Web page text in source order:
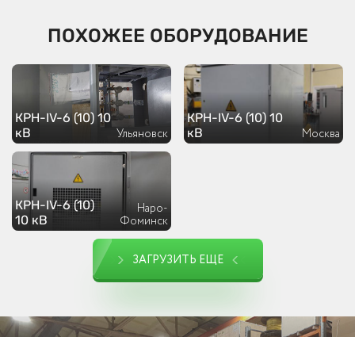
ПОХОЖЕЕ ОБОРУДОВАНИЕ
КРН-IV-6 (10) 10
кВ
Ульяновск
КРН-IV-6 (10) 10
кВ
Москва
КРН-IV-6 (10)
10 кВ
Наро-
Фоминск
ЗАГРУЗИТЬ ЕЩЕ